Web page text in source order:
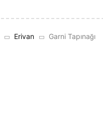
Erivan Garni Tapınağı